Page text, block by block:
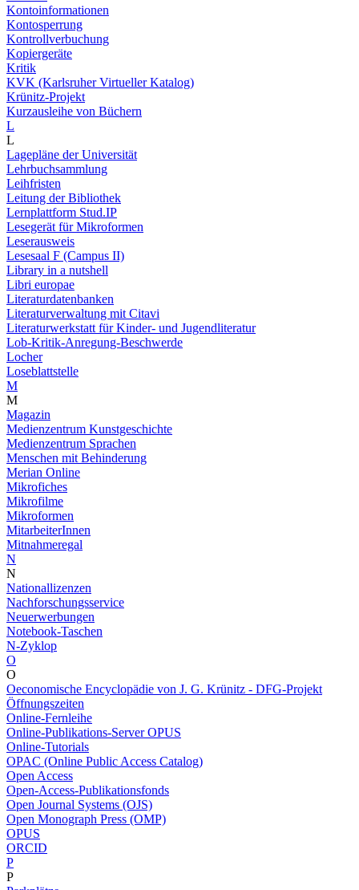
Kontoinformationen
Kontosperrung
Kontrollverbuchung
Kopiergeräte
Kritik
KVK (Karlsruher Virtueller Katalog)
Krünitz-Projekt
Kurzausleihe von Büchern
L
L
Lagepläne der Universität
Lehrbuchsammlung
Leihfristen
Leitung der Bibliothek
Lernplattform Stud.IP
Lesegerät für Mikroformen
Leserausweis
Lesesaal F (Campus II)
Library in a nutshell
Libri europae
Literaturdatenbanken
Literaturverwaltung mit Citavi
Literaturwerkstatt für Kinder- und Jugendliteratur
Lob-Kritik-Anregung-Beschwerde
Locher
Loseblattstelle
M
M
Magazin
Medienzentrum Kunstgeschichte
Medienzentrum Sprachen
Menschen mit Behinderung
Merian Online
Mikrofiches
Mikrofilme
Mikroformen
MitarbeiterInnen
Mitnahmeregal
N
N
Nationallizenzen
Nachforschungsservice
Neuerwerbungen
Notebook-Taschen
N-Zyklop
O
O
Oeconomische Encyclopädie von J. G. Krünitz - DFG-Projekt
Öffnungszeiten
Online-Fernleihe
Online-Publikations-Server OPUS
Online-Tutorials
OPAC (Online Public Access Catalog)
Open Access
Open-Access-Publikationsfonds
Open Journal Systems (OJS)
Open Monograph Press (OMP)
OPUS
ORCID
P
P